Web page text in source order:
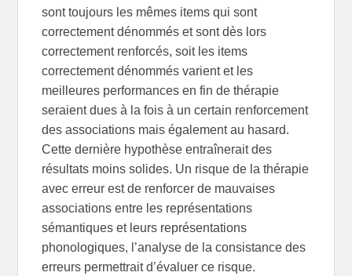
sont toujours les mêmes items qui sont
correctement dénommés et sont dès lors
correctement renforcés, soit les items
correctement dénommés varient et les
meilleures performances en fin de thérapie
seraient dues à la fois à un certain renforcement
des associations mais également au hasard.
Cette dernière hypothèse entraînerait des
résultats moins solides. Un risque de la thérapie
avec erreur est de renforcer de mauvaises
associations entre les représentations
sémantiques et leurs représentations
phonologiques, l’analyse de la consistance des
erreurs permettrait d’évaluer ce risque.